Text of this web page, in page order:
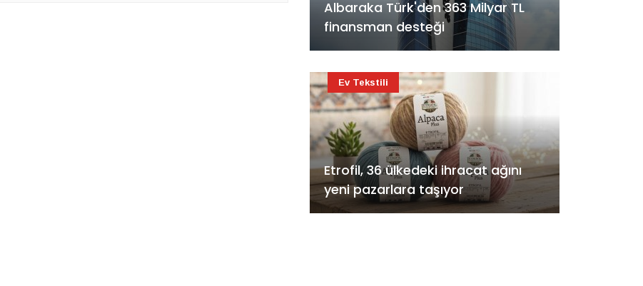
Albaraka Türk'den 363 Milyar TL
finansman desteği
Etrofil, 36 ülkedeki ihracat ağını
yeni pazarlara taşıyor
Ev Tekstili